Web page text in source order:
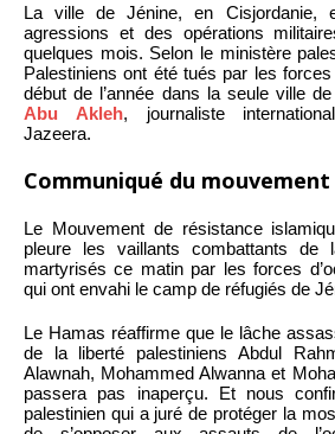
La ville de Jénine, en Cisjordanie,
agressions et des opérations
quelques mois. Selon le ministère
Palestiniens ont été tués par les
début de l’année dans la seule ville
Abu Akleh, journaliste
Jazeera.
Communiqué du mouvement
Le Mouvement de résistance
pleure les vaillants combattants
martyrisés ce matin par les forces
qui ont envahi le camp de réfugiés de
Le Hamas réaffirme que le lâche
de la liberté palestiniens Abdul
Alawnah, Mohammed Alwanna et
passera pas inaperçu. Et nous
palestinien qui a juré de protéger la